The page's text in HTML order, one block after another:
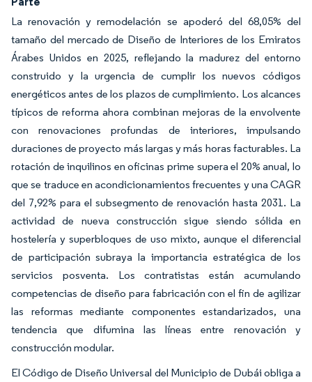
La renovación y remodelación se apoderó del 68,05% del
tamaño del mercado de Diseño de Interiores de los Emiratos
Árabes Unidos en 2025, reflejando la madurez del entorno
construido y la urgencia de cumplir los nuevos códigos
energéticos antes de los plazos de cumplimiento. Los alcances
típicos de reforma ahora combinan mejoras de la envolvente
con renovaciones profundas de interiores, impulsando
duraciones de proyecto más largas y más horas facturables. La
rotación de inquilinos en oficinas prime supera el 20% anual, lo
que se traduce en acondicionamientos frecuentes y una CAGR
del 7,92% para el subsegmento de renovación hasta 2031. La
actividad de nueva construcción sigue siendo sólida en
hostelería y superbloques de uso mixto, aunque el diferencial
de participación subraya la importancia estratégica de los
servicios posventa. Los contratistas están acumulando
competencias de diseño para fabricación con el fin de agilizar
las reformas mediante componentes estandarizados, una
tendencia que difumina las líneas entre renovación y
construcción modular.
El Código de Diseño Universal del Municipio de Dubái obliga a